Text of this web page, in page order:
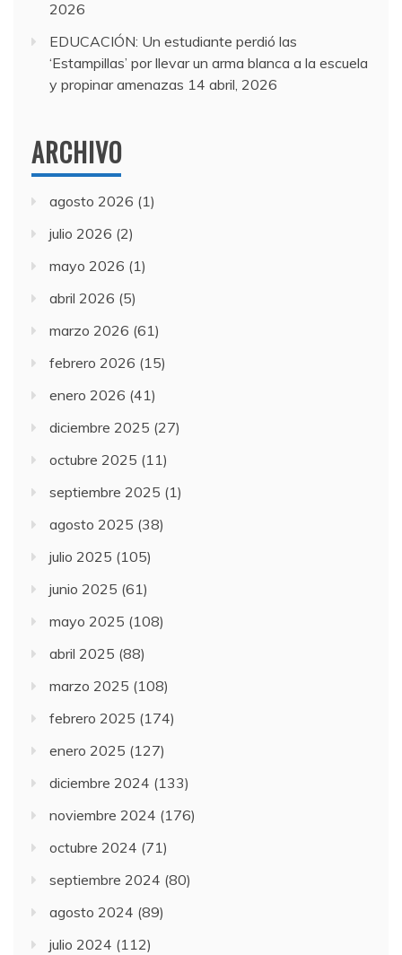
2026
EDUCACIÓN: Un estudiante perdió las
‘Estampillas’ por llevar un arma blanca a la escuela
y propinar amenazas 14 abril, 2026
ARCHIVO
agosto 2026 (1)
julio 2026 (2)
mayo 2026 (1)
abril 2026 (5)
marzo 2026 (61)
febrero 2026 (15)
enero 2026 (41)
diciembre 2025 (27)
octubre 2025 (11)
septiembre 2025 (1)
agosto 2025 (38)
julio 2025 (105)
junio 2025 (61)
mayo 2025 (108)
abril 2025 (88)
marzo 2025 (108)
febrero 2025 (174)
enero 2025 (127)
diciembre 2024 (133)
noviembre 2024 (176)
octubre 2024 (71)
septiembre 2024 (80)
agosto 2024 (89)
julio 2024 (112)